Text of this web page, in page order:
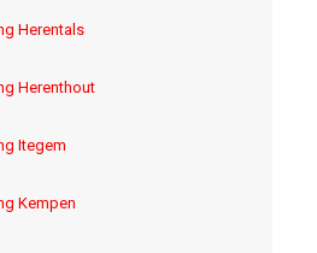
Herentals
Herenthout
Itegem
Kempen